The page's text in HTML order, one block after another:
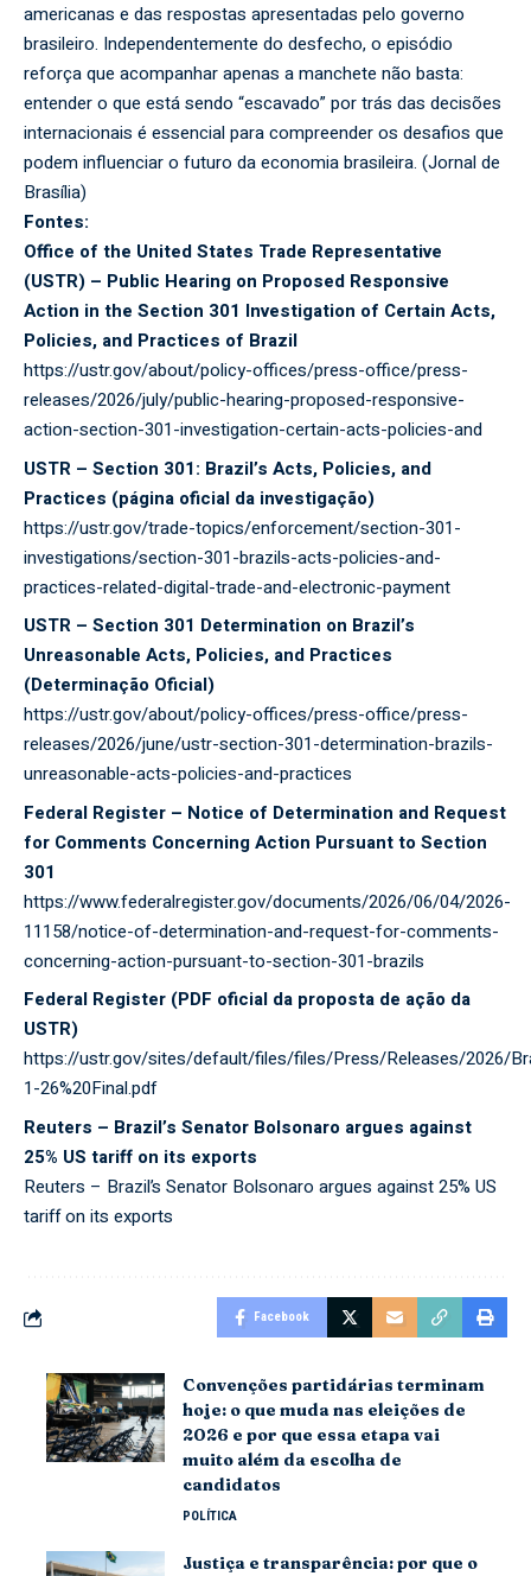
americanas e das respostas apresentadas pelo governo
brasileiro. Independentemente do desfecho, o episódio
reforça que acompanhar apenas a manchete não basta:
entender o que está sendo “escavado” por trás das decisões
internacionais é essencial para compreender os desafios que
podem influenciar o futuro da economia brasileira. (Jornal de
Brasília)
Fontes:
Office of the United States Trade Representative
(USTR) – Public Hearing on Proposed Responsive
Action in the Section 301 Investigation of Certain Acts,
Policies, and Practices of Brazil
https://ustr.gov/about/policy-offices/press-office/press-
releases/2026/july/public-hearing-proposed-responsive-
action-section-301-investigation-certain-acts-policies-and
USTR – Section 301: Brazil’s Acts, Policies, and
Practices (página oficial da investigação)
https://ustr.gov/trade-topics/enforcement/section-301-
investigations/section-301-brazils-acts-policies-and-
practices-related-digital-trade-and-electronic-payment
USTR – Section 301 Determination on Brazil’s
Unreasonable Acts, Policies, and Practices
(Determinação Oficial)
https://ustr.gov/about/policy-offices/press-office/press-
releases/2026/june/ustr-section-301-determination-brazils-
unreasonable-acts-policies-and-practices
Federal Register – Notice of Determination and Request
for Comments Concerning Action Pursuant to Section
301
https://www.federalregister.gov/documents/2026/06/04/2026-
11158/notice-of-determination-and-request-for-comments-
concerning-action-pursuant-to-section-301-brazils
Federal Register (PDF oficial da proposta de ação da
USTR)
https://ustr.gov/sites/default/files/files/Press/Releases/2026/
1-26%20Final.pdf
Reuters – Brazil’s Senator Bolsonaro argues against
25% US tariff on its exports
Reuters – Brazil’s Senator Bolsonaro argues against 25% US
tariff on its exports
Facebook
Convenções partidárias terminam
hoje: o que muda nas eleições de
2026 e por que essa etapa vai
muito além da escolha de
candidatos
POLÍTICA
Justiça e transparência: por que o